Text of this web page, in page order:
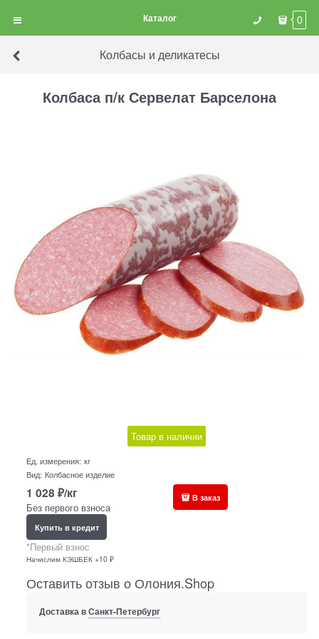
Каталог 0
Колбасы и деликатесы
Колбаса п/к Сервелат Барселона
Товар в наличии
Ед. измерения: кг
Вид: Колбасное изделие
1 028 ₽/кг
Без первого взноса
Купить в кредит
*Первый взнос
Начислим КЭШБЕК +10 ₽
В заказ
Оставить отзыв о Олония.Shop
Доставка вСанкт-Петербург